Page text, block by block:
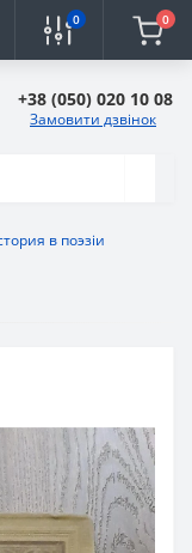
0 0
+38 (050) 020 10 08
Замовити дзвінок
в поэзіи